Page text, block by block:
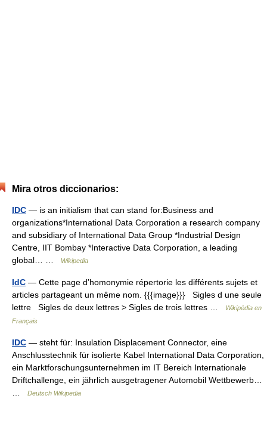
Mira otros diccionarios:
IDC — is an initialism that can stand for:Business and
organizations*International Data Corporation a research company
and subsidiary of International Data Group *Industrial Design
Centre, IIT Bombay *Interactive Data Corporation, a leading
global… …
Wikipedia
IdC — Cette page d’homonymie répertorie les différents sujets et
articles partageant un même nom. {{{image}}} Sigles d une seule
lettre Sigles de deux lettres > Sigles de trois lettres …
Wikipédia en
Français
IDC — steht für: Insulation Displacement Connector, eine
Anschlusstechnik für isolierte Kabel International Data Corporation,
ein Marktforschungsunternehmen im IT Bereich Internationale
Driftchallenge, ein jährlich ausgetragener Automobil Wettbewerb…
Deutsch Wikipedia